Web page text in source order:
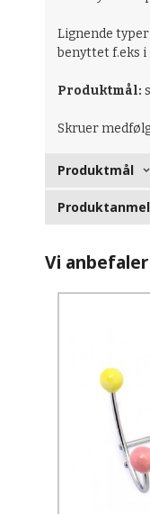
Lignende
benyttet f.eks i
Produktmål:
Skruer
Produktmål
Vi